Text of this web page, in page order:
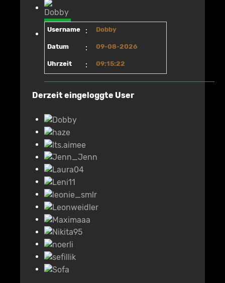
Username : Dobby
Datum : 09-08-2026
Uhrzeit : 09:15:22
Derzeit eingeloggte User